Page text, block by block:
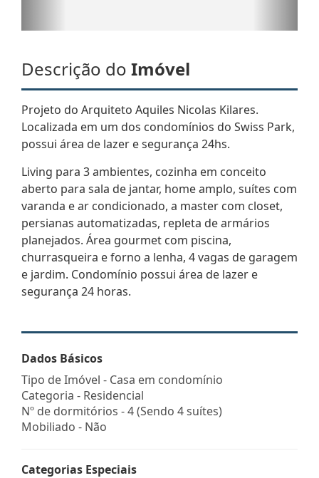
Descrição do Imóvel
Projeto do Arquiteto Aquiles Nicolas Kilares.
Localizada em um dos condomínios do Swiss Park,
possui área de lazer e segurança 24hs.
Living para 3 ambientes, cozinha em conceito
aberto para sala de jantar, home amplo, suítes com
varanda e ar condicionado, a master com closet,
persianas automatizadas, repleta de armários
planejados. Área gourmet com piscina,
churrasqueira e forno a lenha, 4 vagas de garagem
e jardim. Condomínio possui área de lazer e
segurança 24 horas.
Dados Básicos
Tipo de Imóvel - Casa em condomínio
Categoria - Residencial
Nº de dormitórios - 4 (Sendo 4 suítes)
Mobiliado - Não
Categorias Especiais